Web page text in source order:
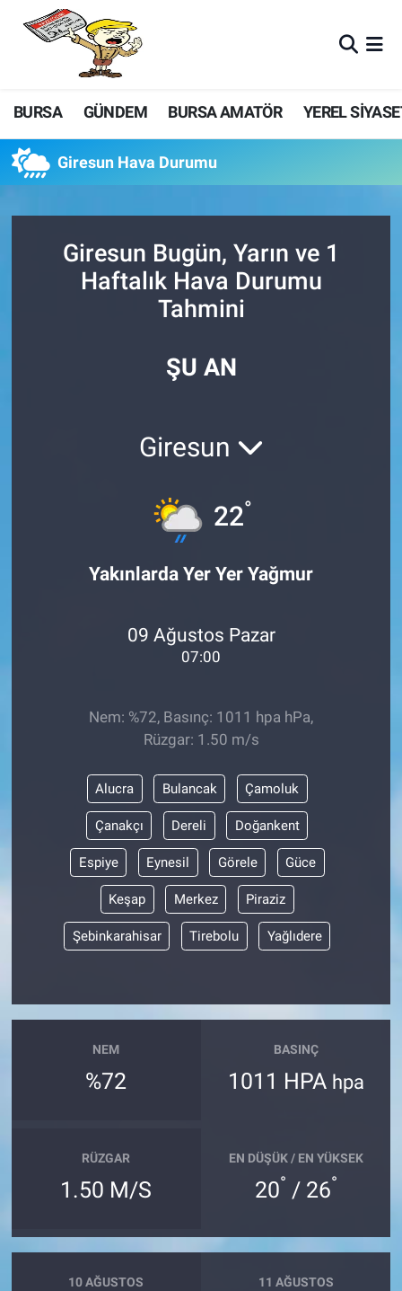
BURSA GÜNDEM BURSA AMATÖR YEREL
Giresun Hava Durumu
Giresun Bugün, Yarın ve 1
Haftalık Hava Durumu
Tahmini
ŞU AN
Giresun
22°
Yakınlarda Yer Yer Yağmur
09 Ağustos Pazar
07:00
Nem: %72, Basınç: 1011 hpa hPa,
Rüzgar: 1.50 m/s
Alucra Bulancak Çamoluk
Çanakçı Dereli Doğankent
Espiye Eynesil Görele Güce
Keşap Merkez Piraziz
Şebinkarahisar Tirebolu Yağlıdere
NEM
%72
BASINÇ
1011 HPA hpa
RÜZGAR
1.50 M/S
EN DÜŞÜK / EN YÜKSEK
20° / 26°
10 AĞUSTOS 11 AĞUSTOS